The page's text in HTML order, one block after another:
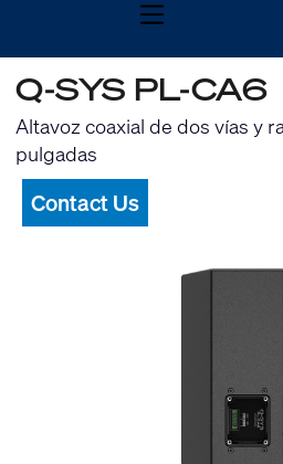
MENU
QSYS.com (English)
India (English)
Deutsch
Español
Français
한국어
Q-SYS PL-CA6
Altavoz coaxial de dos vías y
pulgadas
Contact Us